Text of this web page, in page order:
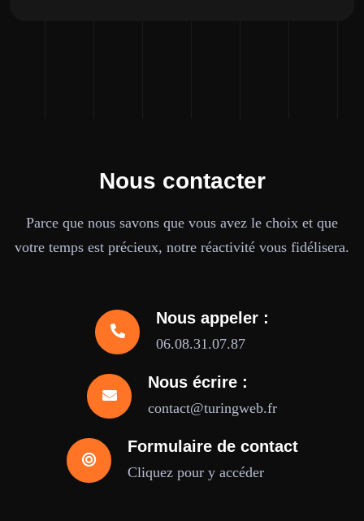
Nous contacter
Parce que nous savons que vous avez le choix et que
votre temps est précieux, notre réactivité vous fidélisera.
Nous appeler :
06.08.31.07.87
Nous écrire :
contact@turingweb.fr
Formulaire de contact
Cliquez pour y accéder